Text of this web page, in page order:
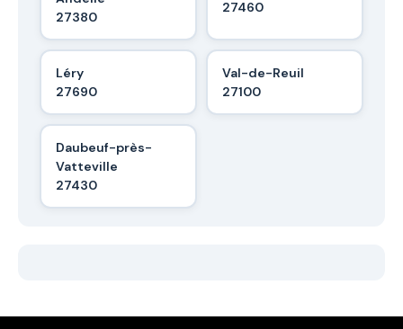
27380
27460
Léry
27690
Val-de-Reuil
27100
Daubeuf-près-
Vatteville
27430